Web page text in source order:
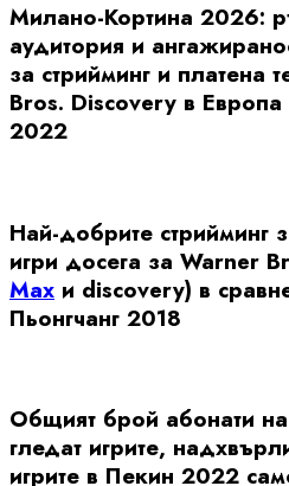
Милано-Кортина 2026:
аудитория и
за стрийминг и платена
Bros. Discovery в
2022
Най-добрите стрийминг
игри досега за Warner
Max и discovery) в
Пьонгчанг 2018
Общият брой абонати на
гледат игрите,
игрите в Пекин 2022